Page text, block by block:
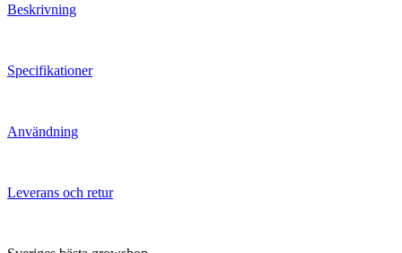
Beskrivning
Specifikationer
Användning
Leverans och retur